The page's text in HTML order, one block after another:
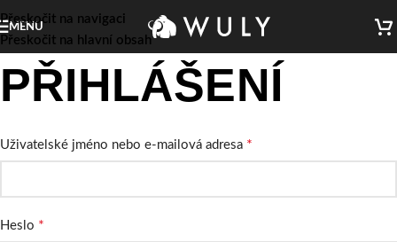
Přeskočit na navigaci
Přeskočit na hlavní obsah
MENU
PŘIHLÁŠENÍ
Uživatelské jméno nebo e-mailová adresa *
Heslo *